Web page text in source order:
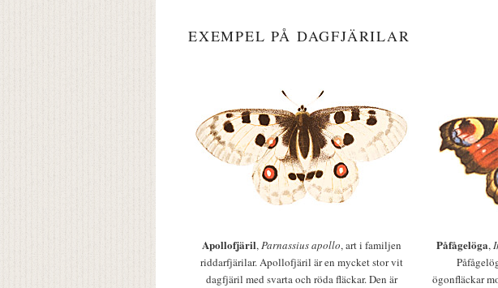
EXEMPEL PÅ DAGFJÄRILAR
Apollofjäril,Parnassius apollo, art i familjen
riddarfjärilar. Apollofjäril är en mycket stor vit
dagfjäril med svarta och röda fläckar. Den är
Påfågelöga,
ögonfläckar